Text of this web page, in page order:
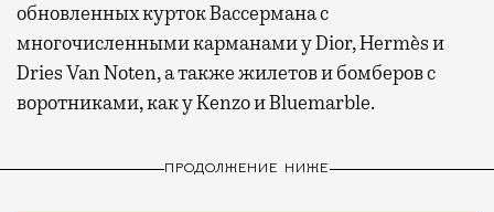
обновленных курток Вассермана с
многочисленными карманами у Dior, Hermès и
Dries Van Noten, а также жилетов и бомберов с
воротниками, как у Kenzo и Bluemarble.
ПРОДОЛЖЕНИЕ НИЖЕ